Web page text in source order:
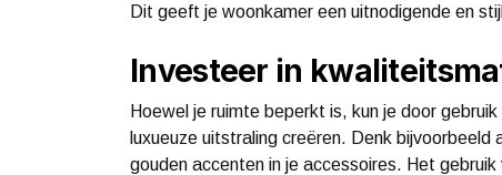
Dit geeft je woonkamer een uitnodigende en
Investeer in
Hoewel je ruimte beperkt is, kun je door
luxueuze uitstraling creëren. Denk
gouden accenten in je accessoires. Het